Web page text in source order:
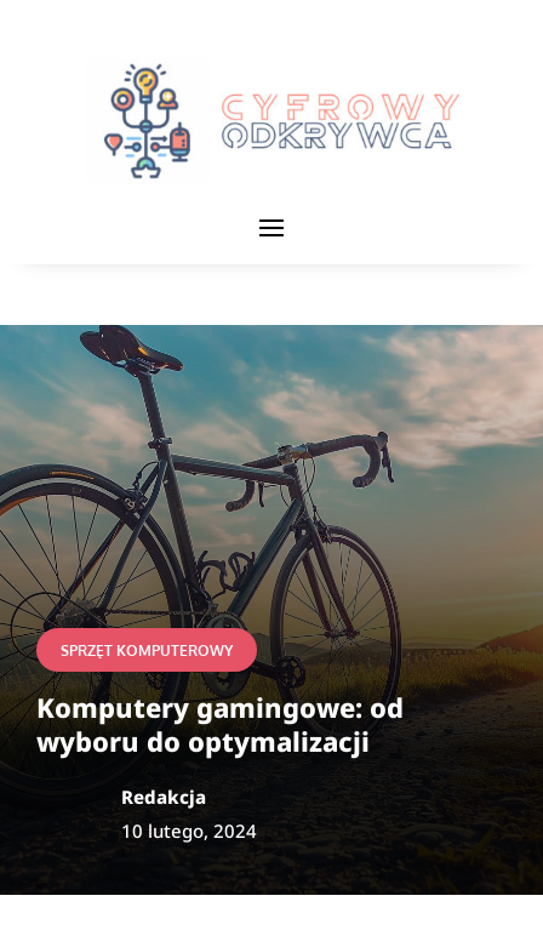
SPRZĘT KOMPUTEROWY
Komputery gamingowe: od
wyboru do optymalizacji
Redakcja
10 lutego, 2024